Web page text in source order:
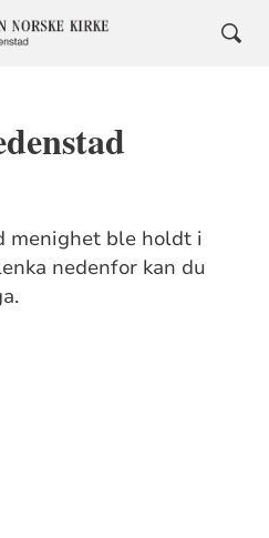
menighet ble holdt i
nedenfor kan du